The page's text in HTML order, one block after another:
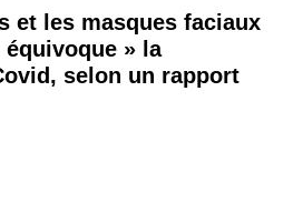
et les masques faciaux
» la
selon un rapport